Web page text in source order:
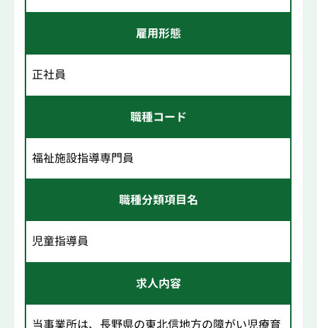
雇用形態
正社員
職種コード
福祉施設指導専門員
職種分類項目名
児童指導員
求人内容
当事業所は、長野県の東北信地方の障がい児療育